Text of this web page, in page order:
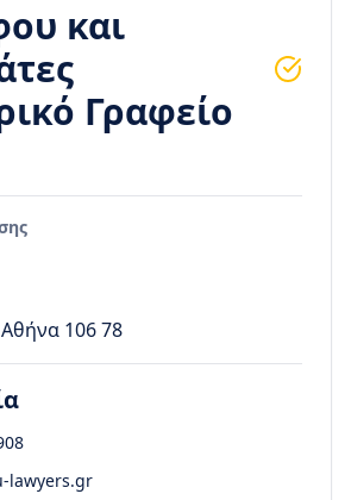
και
Γραφείο
106 78
lawyers.gr